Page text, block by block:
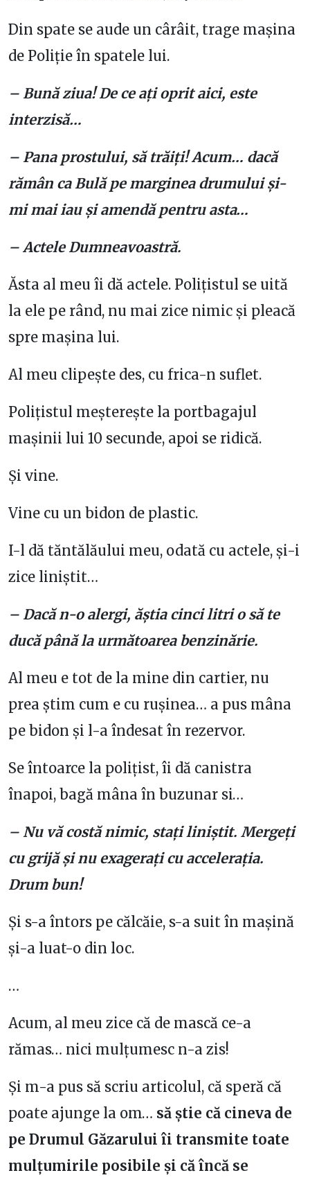
Din spate se aude un cârâit, trage mașina
de Poliție în spatele lui.
– Bună ziua! De ce ați oprit aici, este
interzisă…
– Pana prostului, să trăiți! Acum… dacă
rămân ca Bulă pe marginea drumului și-
mi mai iau și amendă pentru asta…
– Actele Dumneavoastră.
Ăsta al meu îi dă actele. Polițistul se uită
la ele pe rând, nu mai zice nimic și pleacă
spre mașina lui.
Al meu clipește des, cu frica-n suflet.
Polițistul meșterește la portbagajul
mașinii lui 10 secunde, apoi se ridică.
Și vine.
Vine cu un bidon de plastic.
I-l dă tăntălăului meu, odată cu actele, și-i
zice liniștit…
– Dacă n-o alergi, ăștia cinci litri o să te
ducă până la următoarea benzinărie.
Al meu e tot de la mine din cartier, nu
prea știm cum e cu rușinea… a pus mâna
pe bidon și l-a îndesat în rezervor.
Se întoarce la polițist, îi dă canistra
înapoi, bagă mâna în buzunar si…
– Nu vă costă nimic, stați liniștit. Mergeți
cu grijă și nu exagerați cu accelerația.
Drum bun!
Și s-a întors pe călcăie, s-a suit în mașină
și-a luat-o din loc.
…
Acum, al meu zice că de mască ce-a
rămas… nici mulțumesc n-a zis!
Și m-a pus să scriu articolul, că speră că
poate ajunge la om… să știe că cineva de
pe Drumul Găzarului îi transmite toate
mulțumirile posibile și că încă se